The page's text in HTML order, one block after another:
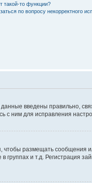
такой-то функции?
по вопросу некорректного
введены правильно,
с ним для исправления
чтобы размещать сообщения
и т.д. Регистрация